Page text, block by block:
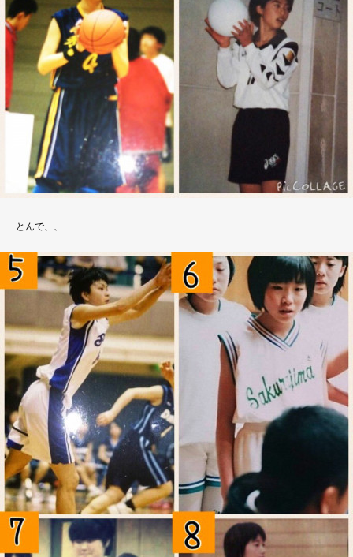
とんで、、